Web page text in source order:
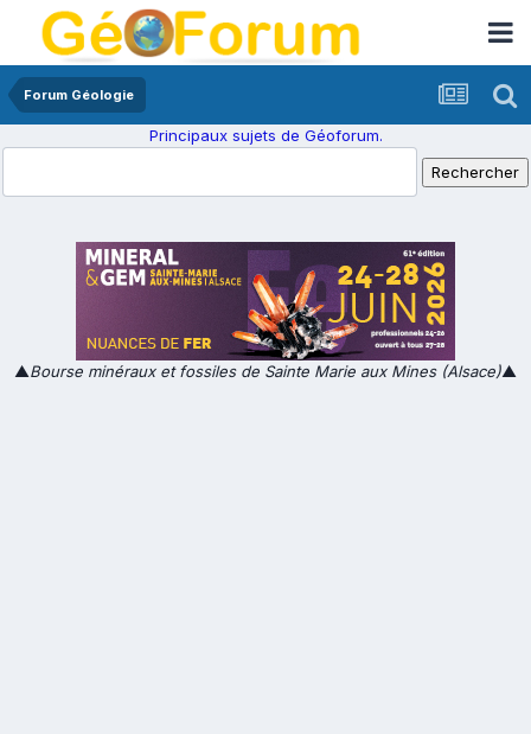
Forum Géologie
Principaux sujets de Géoforum.
▲Bourse minéraux et fossiles de Sainte Marie aux Mines (Alsace)▲